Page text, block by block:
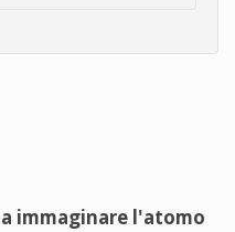
immaginare l'atomo